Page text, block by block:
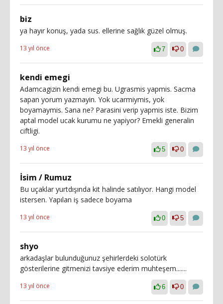
biz
ya hayır konuş, yada sus. ellerine sağlık güzel olmuş.
13 yıl önce 7 0
kendi emegi
Adamcagizin kendi emegi bu. Ugrasmis yapmis. Sacma
sapan yorum yazmayin. Yok ucarmiymis, yok
boyamaymis. Sana ne? Parasini verip yapmis iste. Bizim
aptal model ucak kurumu ne yapiyor? Emekli generalin
ciftligi.
13 yıl önce 5 0
İsim / Rumuz
Bu uçaklar yurtdışında kit halinde satılıyor. Hangi model
istersen. Yapılan iş sadece boyama
13 yıl önce 0 5
shyo
arkadaşlar bulunduğunuz şehirlerdeki solotürk
gösterilerine gitmenizi tavsiye ederim muhteşem.......
13 yıl önce 6 0